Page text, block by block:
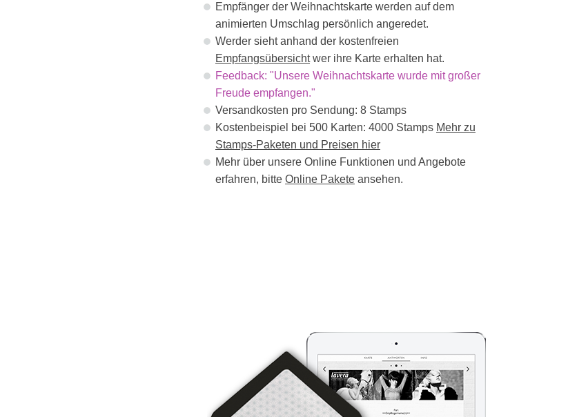
Empfänger der Weihnachtskarte werden auf dem
animierten Umschlag persönlich angeredet.
Werder sieht anhand der kostenfreien
Empfangsübersichtwer ihre Karte erhalten hat.
Feedback: "Unsere Weihnachtskarte wurde mit großer
Freude empfangen."
Versandkosten pro Sendung: 8 Stamps
Kostenbeispiel bei 500 Karten: 4000 Stamps Mehr zu
Stamps-Paketen und Preisen hier
Mehr über unsere Online Funktionen und Angebote
erfahren, bitte Online Pakete ansehen.